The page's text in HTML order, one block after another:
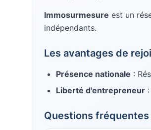
Immosurmesure est un
indépendants.
Les avantages de
Présence nationale :
Liberté d'entrepreneur
Questions fréquentes